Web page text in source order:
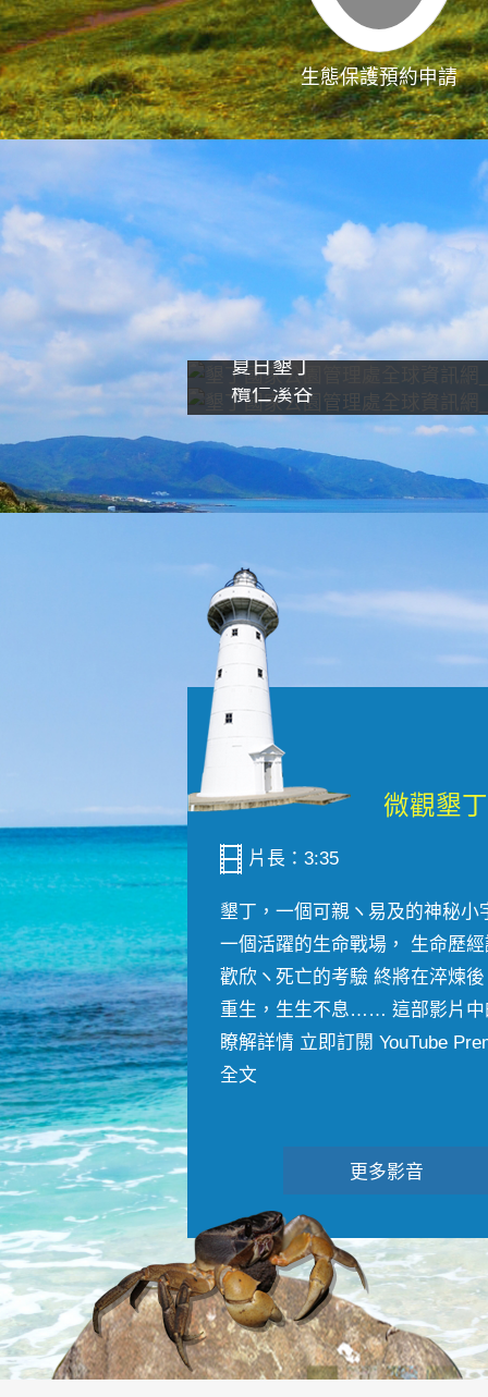
生態保護預約申請
夏日墾丁
欖仁溪谷
片長：3:35
墾丁，一個可親ヽ易及的神秘小
一個活躍的生命戰場， 生命歷
歡欣ヽ死亡的考驗 終將在淬煉
重生，生生不息…… 這部影片中
瞭解詳情 立即訂閱 YouTube
全文
更多影音